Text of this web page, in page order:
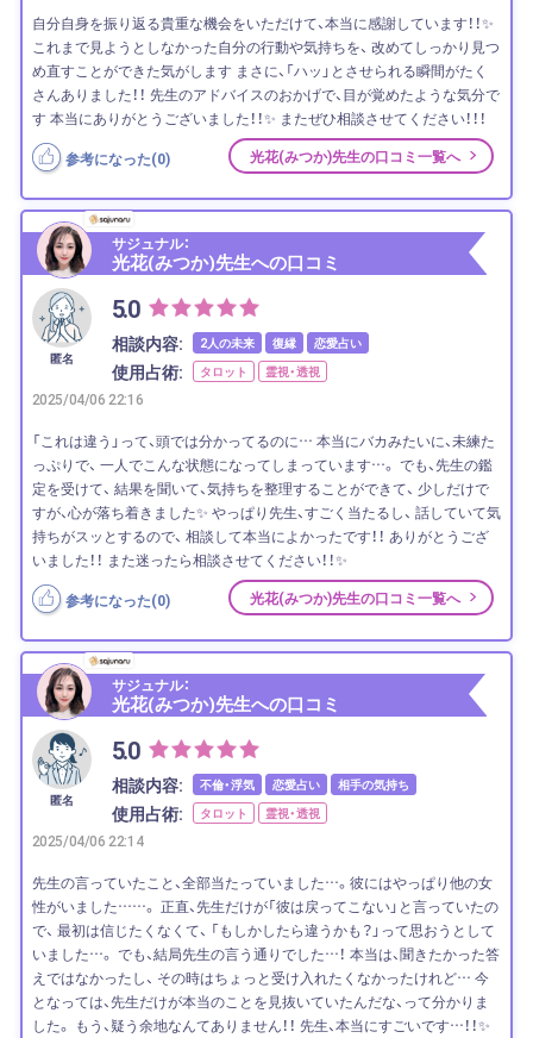
自分自身を振り返る貴重な機会をいただけて、本当に感謝しています！！✨
これまで見ようとしなかった自分の行動や気持ちを、 改めてしっかり見つ
め直すことができた気がします まさに、「ハッ」とさせられる瞬間がたく
さんありました！！ 先生のアドバイスのおかげで、目が覚めたような気分で
す 本当にありがとうございました！！✨ またぜひ相談させてください！！！
参考になった(0) 光花(みつか)先生の口コミ一覧へ
サジュナル：
光花(みつか)先生への口コミ
匿名
5.0
相談内容: 2人の未来 復縁 恋愛占い
使用占術: タロット 霊視・透視
2025/04/06 22:16
「これは違う」って、頭では分かってるのに… 本当にバカみたいに、未練た
っぷりで、 一人でこんな状態になってしまっています…。 でも、先生の鑑
定を受けて、 結果を聞いて、気持ちを整理することができて、 少しだけで
すが、心が落ち着きました✨ やっぱり先生、すごく当たるし、 話していて気
持ちがスッとするので、 相談して本当によかったです！！ ありがとうござ
いました！！ また迷ったら相談させてください！！✨
参考になった(0) 光花(みつか)先生の口コミ一覧へ
サジュナル：
光花(みつか)先生への口コミ
匿名
5.0
相談内容: 不倫・浮気 恋愛占い 相手の気持ち
使用占術: タロット 霊視・透視
2025/04/06 22:14
先生の言っていたこと、全部当たっていました…。彼にはやっぱり他の女
性がいました……。 正直、先生だけが「彼は戻ってこない」と言っていたの
で、 最初は信じたくなくて、 「もしかしたら違うかも？」って思おうとして
いました…。 でも、結局先生の言う通りでした…！ 本当は、聞きたかった答
えではなかったし、 その時はちょっと受け入れたくなかったけれど… 今
となっては、先生だけが本当のことを見抜いていたんだな、って分かりま
した。 もう、疑う余地なんてありません！！ 先生、本当にすごいです…！！✨